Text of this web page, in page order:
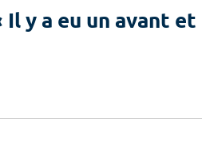
Il y a eu un avant